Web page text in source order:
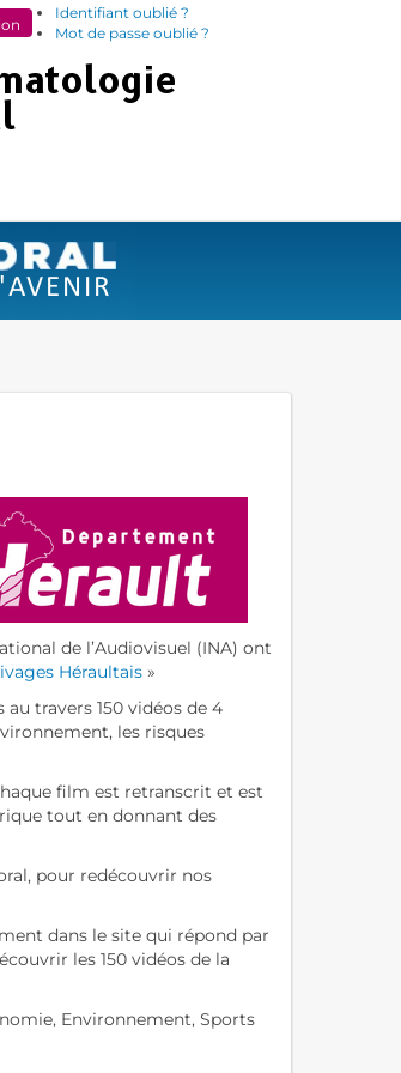
Identifiant oublié ?
Mot de passe oublié ?
de l’Audiovisuel (INA) ont
Héraultais »
travers 150 vidéos de 4
les risques
film est retranscrit et est
tout en donnant des
pour redécouvrir nos
dans le site qui répond par
les 150 vidéos de la
Environnement, Sports